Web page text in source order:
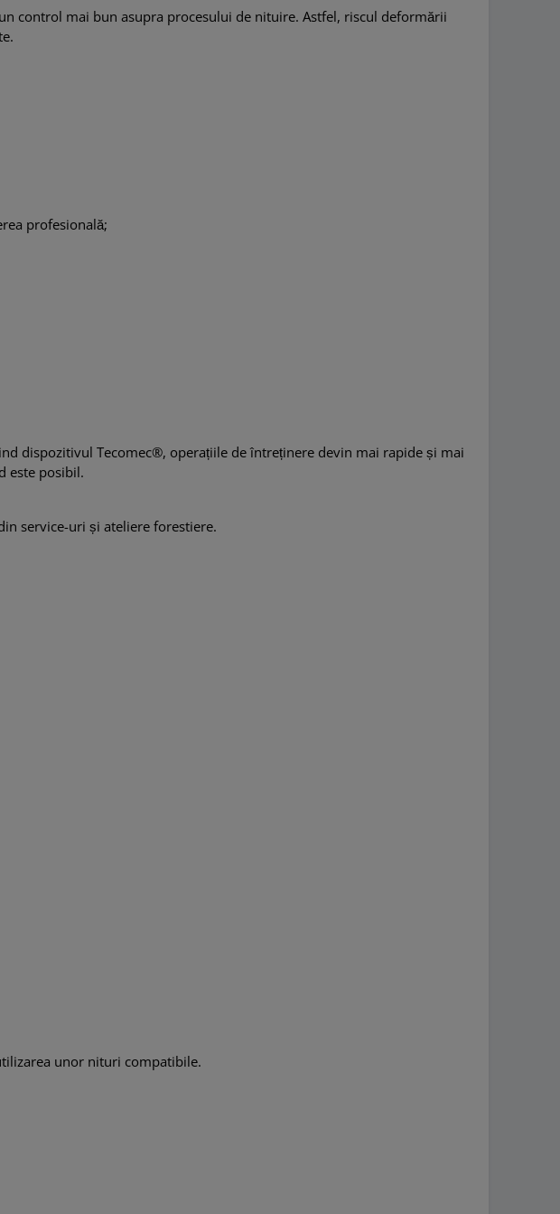
control mai bun asupra procesului de nituire. Astfel, riscul deformării
profesională;
dispozitivul Tecomec®, operațiile de întreținere devin mai rapide și mai
este posibil.
service-uri și ateliere forestiere.
unor nituri compatibile.